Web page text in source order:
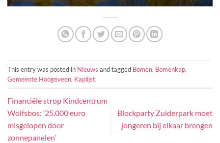
This entry was posted in Nieuws and tagged Bomen, Bomenkap,
Gemeente Hoogeveen, Kaplijst.
Financiële strop Kindcentrum
Wolfsbos: ‘25.000 euro
misgelopen door
zonnepanelen’
Blockparty Zuiderpark moet
jongeren bij elkaar brengen